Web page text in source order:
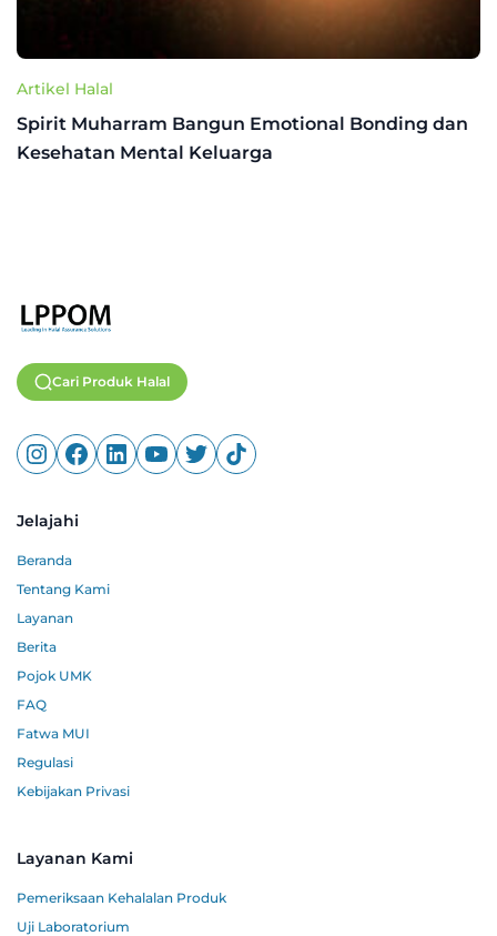
Artikel Halal
Spirit Muharram Bangun Emotional Bonding dan
Kesehatan Mental Keluarga
Cari Produk Halal
Jelajahi
Beranda
Tentang Kami
Layanan
Berita
Pojok UMK
FAQ
Fatwa MUI
Regulasi
Kebijakan Privasi
Layanan Kami
Pemeriksaan Kehalalan Produk
Uji Laboratorium